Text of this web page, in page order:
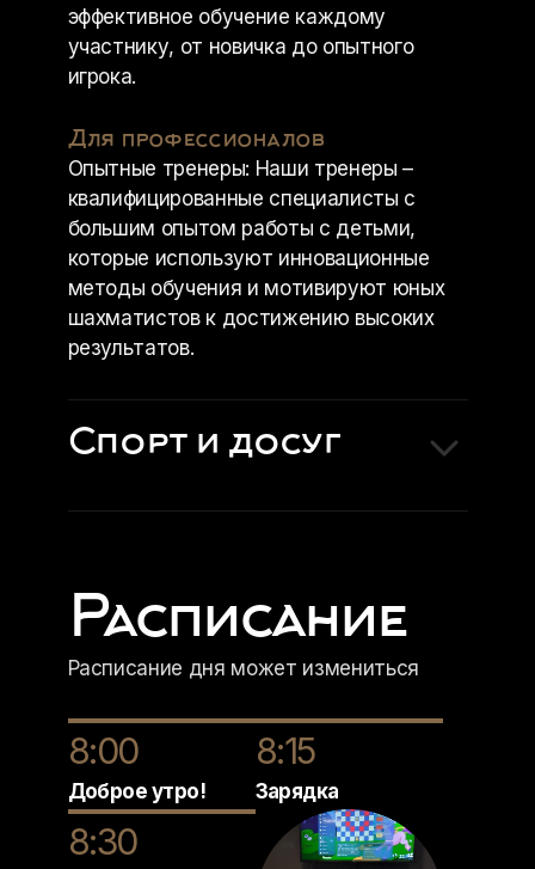
эффективное обучение каждому
участнику, от новичка до опытного
игрока.
Для профессионалов
Опытные тренеры: Наши тренеры –
квалифицированные специалисты с
большим опытом работы с детьми,
которые используют инновационные
методы обучения и мотивируют юных
шахматистов к достижению высоких
результатов.
Спорт и досуг
Расписание
Расписание дня может измениться
8:00
Доброе утро!
8:30
8:15
Зарядка